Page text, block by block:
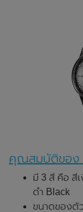
คุณสมบัติของ
มี 3 สี คือ สีเ
ดำ Black
ขนาดของตั